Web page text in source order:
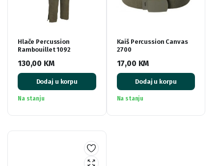
Hlače Percussion
Rambouillet 1092
130,00 KM
Dodaj u korpu
Na stanju
Kaiš Percussion Canvas
2700
17,00 KM
Dodaj u korpu
Na stanju